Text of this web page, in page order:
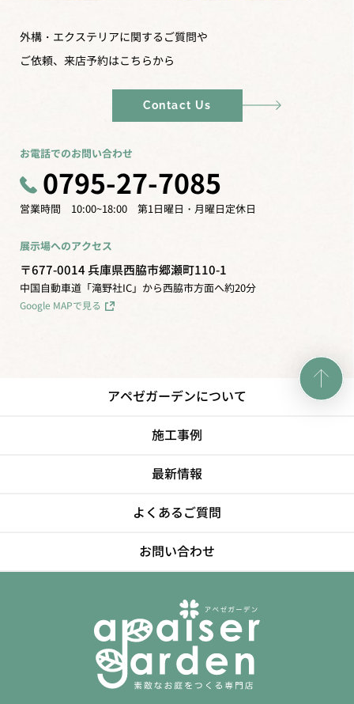
外構・エクステリアに関するご質問や
ご依頼、来店予約はこちらから
Contact Us
お電話でのお問い合わせ
0795-27-7085
営業時間 10:00~18:00 第1日曜日・月曜日定休日
展示場へのアクセス
〒677-0014 兵庫県西脇市郷瀬町110-1
中国自動車道「滝野社IC」から西脇市方面へ約20分
Google MAPで見る
アペゼガーデンについて
施工事例
最新情報
よくあるご質問
お問い合わせ